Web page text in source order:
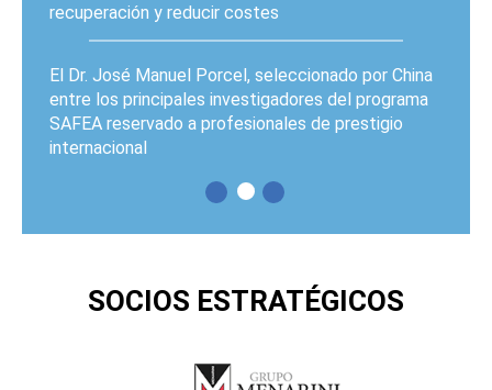
recuperación y reducir costes
El Dr. José Manuel Porcel, seleccionado por China
entre los principales investigadores del programa
SAFEA reservado a profesionales de prestigio
internacional
SOCIOS ESTRATÉGICOS